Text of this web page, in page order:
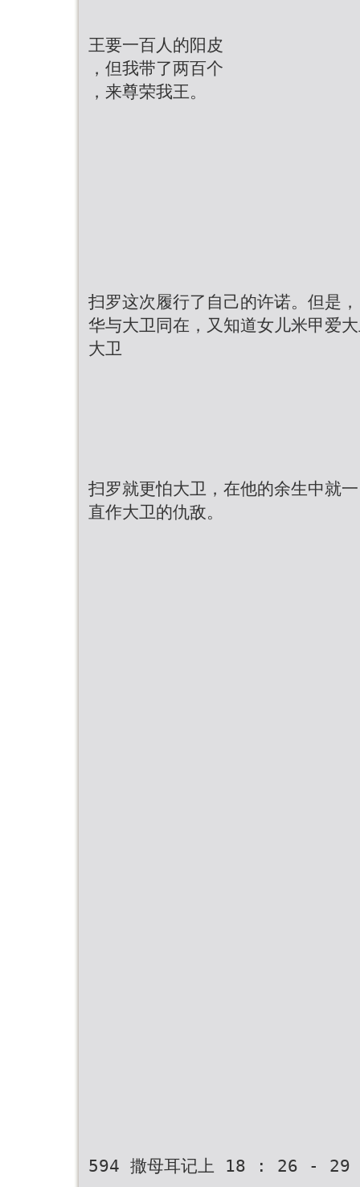
王要一百人的阳皮
，但我带了两百个
，来尊荣我王。
扫罗这次履行了自己的许诺。但是
华与大卫同在，又知道女儿米甲爱
大卫
扫罗就更怕大卫，在他的余生中就一
直作大卫的仇敌。
594 撒母耳记上 18 : 26 - 29